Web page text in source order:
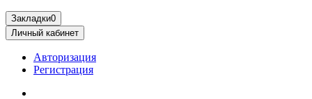
Закладки0
Личный кабинет
Авторизация
Регистрация